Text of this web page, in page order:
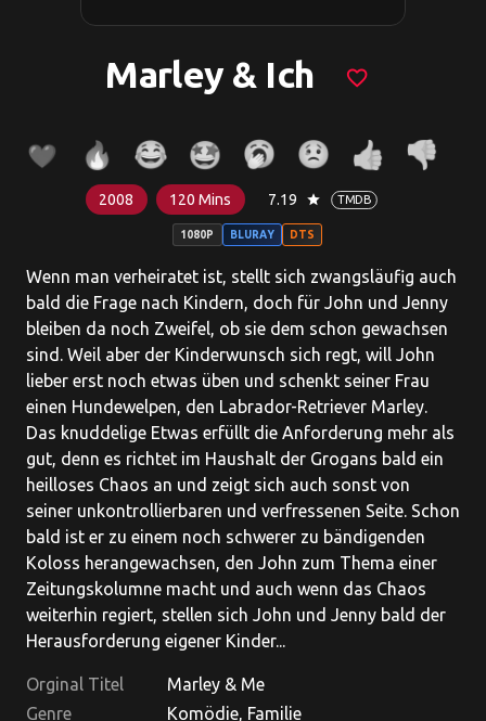
Marley & Ich favorite_border
2008 120 Mins 7.19 star TMDB
1080P BLURAY DTS
Wenn man verheiratet ist, stellt sich zwangsläufig auch
bald die Frage nach Kindern, doch für John und Jenny
bleiben da noch Zweifel, ob sie dem schon gewachsen
sind. Weil aber der Kinderwunsch sich regt, will John
lieber erst noch etwas üben und schenkt seiner Frau
einen Hundewelpen, den Labrador-Retriever Marley.
Das knuddelige Etwas erfüllt die Anforderung mehr als
gut, denn es richtet im Haushalt der Grogans bald ein
heilloses Chaos an und zeigt sich auch sonst von
seiner unkontrollierbaren und verfressenen Seite. Schon
bald ist er zu einem noch schwerer zu bändigenden
Koloss herangewachsen, den John zum Thema einer
Zeitungskolumne macht und auch wenn das Chaos
weiterhin regiert, stellen sich John und Jenny bald der
Herausforderung eigener Kinder...
Orginal Titel
Marley & Me
Genre
Komödie, Familie